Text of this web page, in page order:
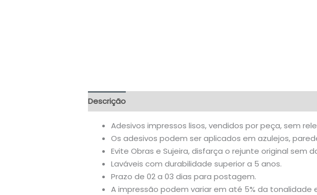
Descrição
Adesivos impressos lisos, vendidos por peça, sem
Os adesivos podem ser aplicados em azulejos,
Evite Obras e Sujeira, disfarça o rejunte original sem
Laváveis com durabilidade superior a 5 anos.
Prazo de 02 a 03 dias para postagem.
A impressão podem variar em até 5% da tonalidade